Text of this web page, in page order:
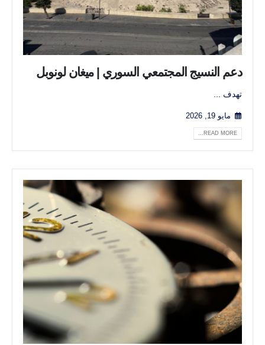
دعم النسيج المجتمعي السوري | ميغان لونوبل
تهدف ...
مايو 19, 2026
READ MORE...